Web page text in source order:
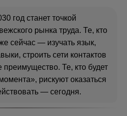
год станет точкой
рынка труда. Те, кто
сейчас — изучать язык,
строить сети контактов
Те, кто будет
рискуют оказаться
— сегодня.